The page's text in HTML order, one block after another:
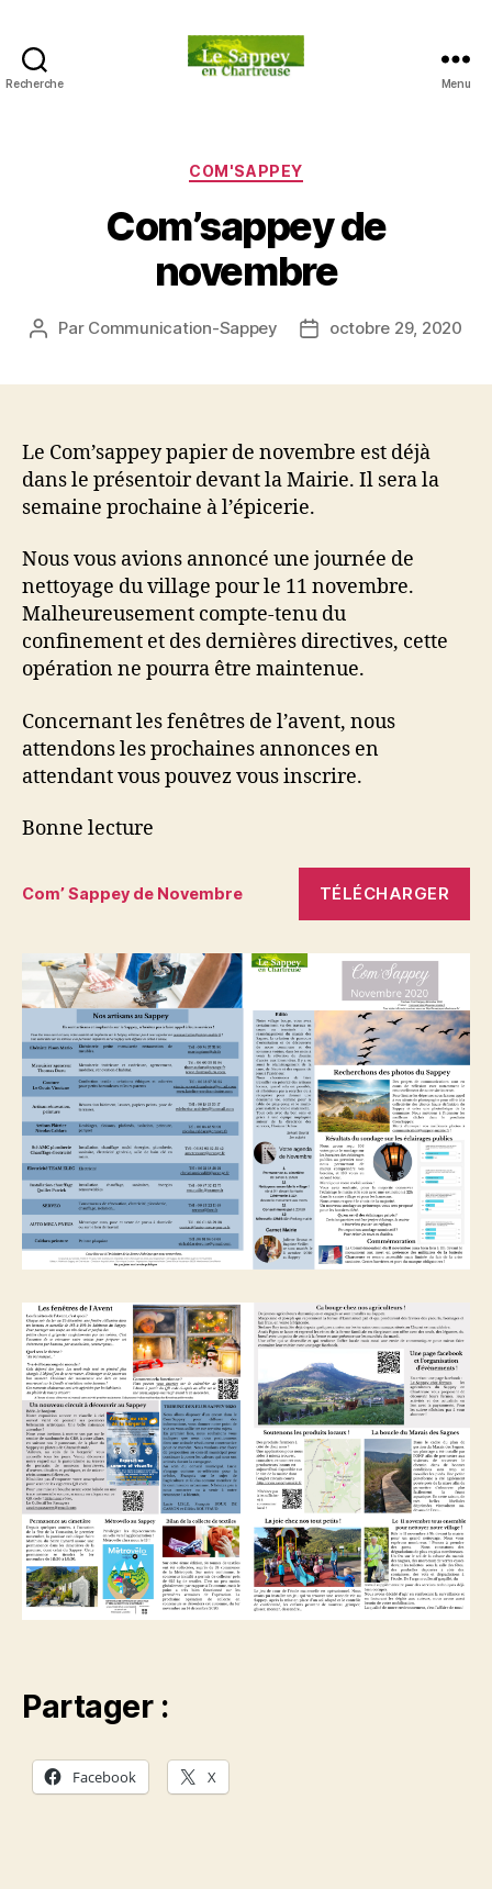
Recherche
en
Chartreuse
Menu
Catégories
COM'SAPPEY
Com’sappey de
novembre
Auteur
Par Communication-Sappey
Dateoctobre 29, 2020
Le Com’sappey papier de novembre est déjà
dans le présentoir devant la Mairie. Il sera la
semaine prochaine à l’épicerie.
Nous vous avions annoncé une journée de
nettoyage du village pour le 11 novembre.
Malheureusement compte-tenu du
confinement et des dernières directives, cette
opération ne pourra être maintenue.
Concernant les fenêtres de l’avent, nous
attendons les prochaines annonces en
attendant vous pouvez vous inscrire.
Bonne lecture
Com’ Sappey de Novembre TÉLÉCHARGER
Partager :
Facebook X